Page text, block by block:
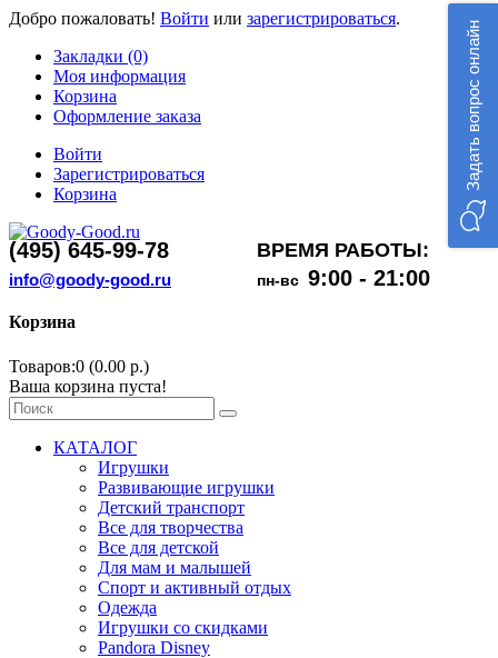
Добро пожаловать! Войти или зарегистрироваться.
Закладки (0)
Моя информация
Корзина
Оформление заказа
Войти
Зарегистрироваться
Корзина
(495) 645-99-78 ВРЕМЯ РАБОТЫ:
info@goody-good.ru пн-вс 9:00 - 21:00
Корзина
Товаров:0 (0.00 р.)
Ваша корзина пуста!
КАТАЛОГ
Игрушки
Развивающие игрушки
Детский транспорт
Все для творчества
Все для детской
Для мам и малышей
Спорт и активный отдых
Одежда
Игрушки со скидками
Pandora Disney
Задать вопрос онлайн